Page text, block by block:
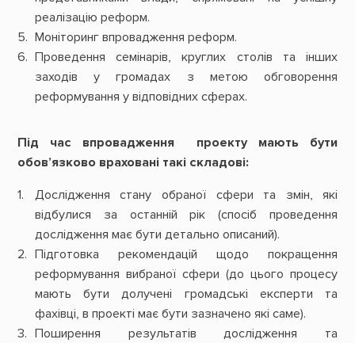
реалізацію реформ.
Моніторинг впровадження реформ.
Проведення семінарів, круглих столів та інших
заходів у громадах з метою обговорення
реформування у відповідних сферах.
Під час впровадження проекту мають бути
обов’язково враховані такі складові:
Дослідження стану обраної сфери та змін, які
відбулися за останній рік (спосіб проведення
дослідження має бути детально описаний).
Підготовка рекомендацій щодо покращення
реформування вибраної сфери (до цього процесу
мають бути долучені громадські експерти та
фахівці, в проекті має бути зазначено які саме).
Поширення результатів дослідження та